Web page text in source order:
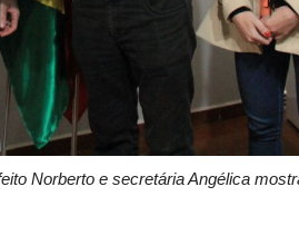
Norberto e secretária Angélica